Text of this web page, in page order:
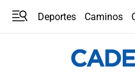
Deportes Caminos